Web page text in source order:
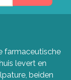
farmaceutische
levert en
beiden